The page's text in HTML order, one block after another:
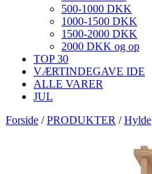
500-1000 DKK
1000-1500 DKK
1500-2000 DKK
2000 DKK og op
TOP 30
VÆRTINDEGAVE IDE
ALLE VARER
JUL
Forside /PRODUKTER /Hylde